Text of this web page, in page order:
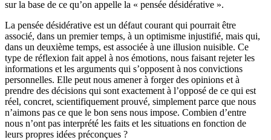
sur la base de ce qu’on appelle la « pensée désidérative ».
La pensée désidérative est un défaut courant qui pourrait être
associé, dans un premier temps, à un optimisme injustifié, mais qui,
dans un deuxième temps, est associée à une illusion nuisible. Ce
type de réflexion fait appel à nos émotions, nous faisant rejeter les
informations et les arguments qui s’opposent à nos convictions
personnelles. Elle peut nous amener à forger des opinions et à
prendre des décisions qui sont exactement à l’opposé de ce qui est
réel, concret, scientifiquement prouvé, simplement parce que nous
n’aimons pas ce que le bon sens nous impose. Combien d’entre
nous n’ont pas interprété les faits et les situations en fonction de
leurs propres idées préconçues ?